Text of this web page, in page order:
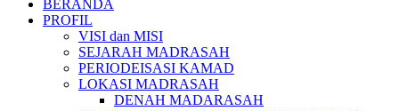
BERANDA
PROFIL
VISI dan MISI
SEJARAH MADRASAH
PERIODEISASI KAMAD
LOKASI MADRASAH
DENAH MADARASAH